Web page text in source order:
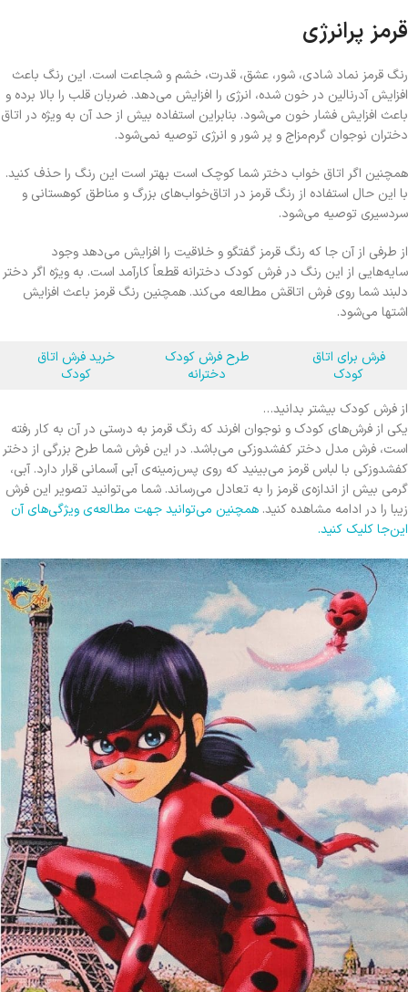
قرمز پرانرژی
رنگ قرمز نماد شادی، شور، عشق، قدرت، خشم و شجاعت است. این رنگ باعث
افزایش آدرنالین در خون شده، انرژی را افزایش می‌دهد. ضربان قلب را بالا برده و
باعث افزایش فشار خون می‌شود. بنابراین استفاده بیش از حد آن به ویژه در اتاق
دختران نوجوان گرم‌مزاج و پر شور و انرژی توصیه نمی‌شود.
همچنین اگر اتاق خواب دختر شما کوچک است بهتر است این رنگ را حذف کنید.
با این حال استفاده از رنگ قرمز در اتاق‌خواب‌های بزرگ و مناطق کوهستانی و
سردسیری توصیه می‌شود.
از طرفی از آن جا که رنگ قرمز گفتگو و خلاقیت را افزایش می‌دهد وجود
سایه‌هایی از این رنگ در فرش کودک دخترانه قطعاً کارآمد است. به ویژه اگر دختر
دلبند شما روی فرش اتاقش مطالعه می‌کند. همچنین رنگ قرمز باعث افزایش
اشتها می‌شود.
فرش برای اتاق
کودک
طرح فرش کودک
دخترانه
خرید فرش اتاق
کودک
از فرش کودک بیشتر بدانید…
یکی از فرش‌های کودک و نوجوان افرند که رنگ قرمز به درستی در آن به کار رفته
است، فرش مدل دختر کفشدوزکی می‌باشد. در این فرش شما طرح بزرگی از دختر
کفشدوزکی با لباس قرمز می‌بینید که روی پس‌زمینه‌ی آبی آسمانی قرار دارد. آبی،
گرمی بیش از اندازه‌ی قرمز را به تعادل می‌رساند. شما می‌توانید تصویر این فرش
زیبا را در ادامه مشاهده کنید. همچنین می‌توانید جهت مطالعه‌ی ویژگی‌های آن
این‌جا کلیک کنید.